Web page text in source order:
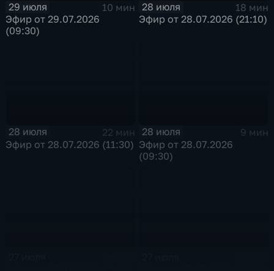
29 июля
10 мин
Эфир от 29.07.2026
(09:30)
28 июля
18 мин
Эфир от 28.07.2026 (21:10)
28 июля
22 мин
Эфир от 28.07.2026 (11:30)
28 июля
9 мин
Эфир от 28.07.2026
(09:30)